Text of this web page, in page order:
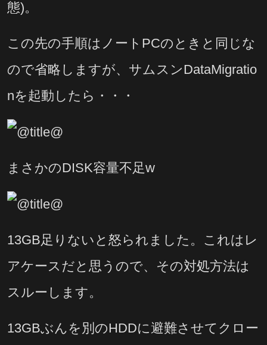
態)。
この先の手順はノートPCのときと同じな
ので省略しますが、サムスンDataMigratio
nを起動したら・・・
まさかのDISK容量不足w
13GB足りないと怒られました。これはレ
アケースだと思うので、その対処方法は
スルーします。
13GBぶんを別のHDDに避難させてクロー